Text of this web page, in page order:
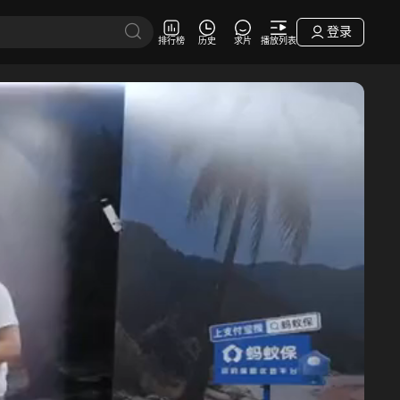
排行榜 历史 求片 播放列表
登录